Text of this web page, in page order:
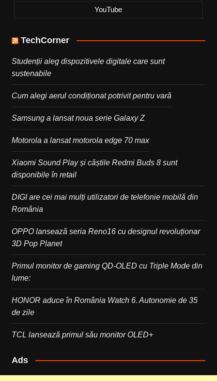
YouTube
TechCorner
Studenții aleg dispozitivele digitale care sunt
sustenabile
Cum alegi aerul condiționat potrivit pentru vară
Samsung a lansat noua serie Galaxy Z
Motorola a lansat motorola edge 70 max
Xiaomi Sound Play și căștile Redmi Buds 8 sunt
disponibile în retail
DIGI are cei mai mulți utilizatori de telefonie mobilă din
România
OPPO lansează seria Reno16 cu designul revoluționar
3D Pop Planet
Primul monitor de gaming QD-OLED cu Triple Mode din
lume:
HONOR aduce în România Watch 6. Autonomie de 35
de zile
TCL lansează primul său monitor OLED+
Ads